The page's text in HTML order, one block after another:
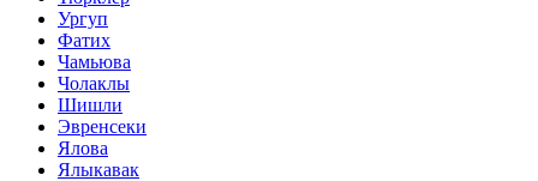
Ургуп
Фатих
Чамьюва
Чолаклы
Шишли
Эвренсеки
Ялова
Ялыкавак